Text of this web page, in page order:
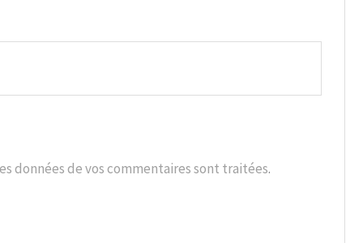
données de vos commentaires sont traitées.